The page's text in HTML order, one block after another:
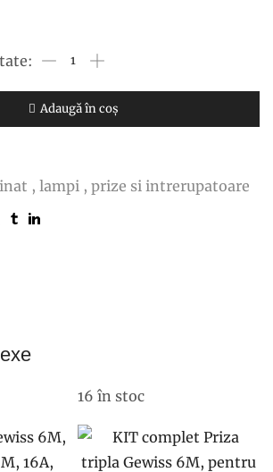
Cantitate
de
aparat
gips-
Adaugă în coș
, lampi , prize si intrerupatoare
16 în stoc